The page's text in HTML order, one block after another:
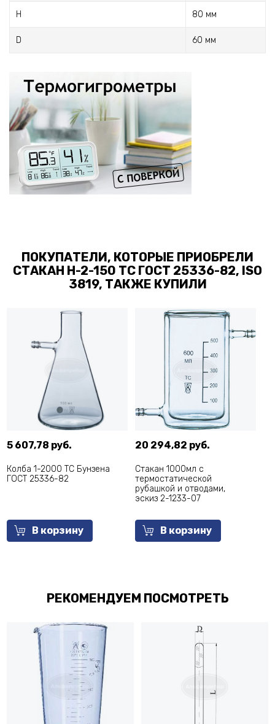
H 80 мм
D 60 мм
ПОКУПАТЕЛИ, КОТОРЫЕ ПРИОБРЕЛИ
СТАКАН Н-2-150 ТС ГОСТ 25336-82, ISO
3819, ТАКЖЕ КУПИЛИ
5 607,78 руб.
Колба 1-2000 ТС Бунзена
ГОСТ 25336-82
В корзину
20 294,82 руб.
Стакан 1000мл с
термостатической
рубашкой и отводами,
эскиз 2-1233-07
В корзину
РЕКОМЕНДУЕМ ПОСМОТРЕТЬ